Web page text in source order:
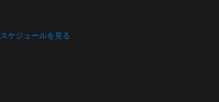
スケジュールを見る